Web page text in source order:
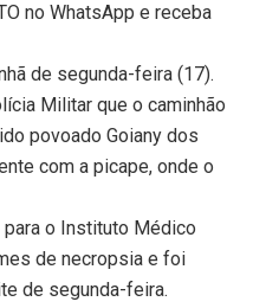
no WhatsApp e receba
de segunda-feira (17).
Militar que o caminhão
povoado Goiany dos
com a picape, onde o
o Instituto Médico
de necropsia e foi
de segunda-feira.